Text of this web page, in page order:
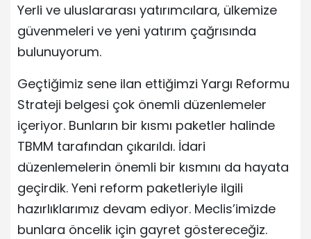
Yerli ve uluslararası yatırımcılara, ülkemize
güvenmeleri ve yeni yatırım çağrısında
bulunuyorum.
Geçtiğimiz sene ilan ettiğimzi Yargı Reformu
Strateji belgesi çok önemli düzenlemeler
içeriyor. Bunların bir kısmı paketler halinde
TBMM tarafından çıkarıldı. İdari
düzenlemelerin önemli bir kısmını da hayata
geçirdik. Yeni reform paketleriyle ilgili
hazırlıklarımız devam ediyor. Meclis’imizde
bunlara öncelik için gayret göstereceğiz.